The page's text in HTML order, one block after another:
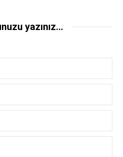
yazınız...